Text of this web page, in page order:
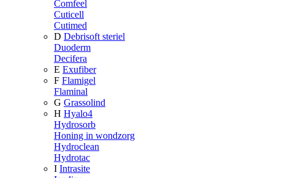
Comfeel
Cuticell
Cutimed
D Debrisoft steriel
Duoderm
Decifera
E Exufiber
F Flamigel
Flaminal
G Grassolind
H Hyalo4
Hydrosorb
Honing in wondzorg
Hydroclean
Hydrotac
I Intrasite